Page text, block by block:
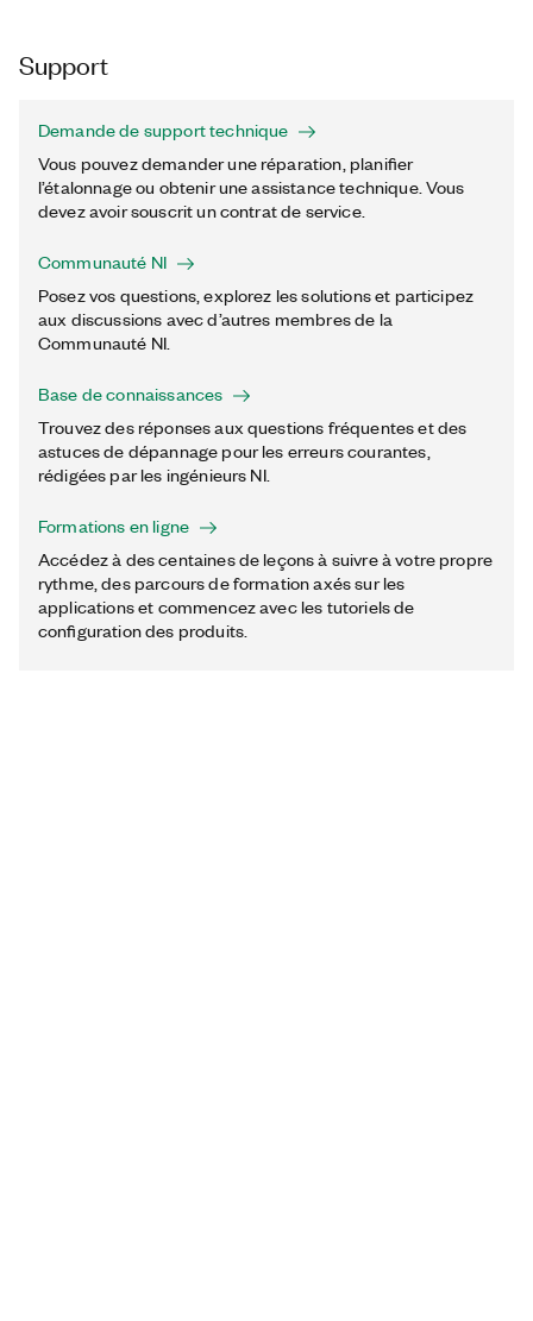
Support
Demande de support technique
Vous pouvez demander une réparation, planifier
l’étalonnage ou obtenir une assistance technique. Vous
devez avoir souscrit un contrat de service.
Communauté NI
Posez vos questions, explorez les solutions et participez
aux discussions avec d’autres membres de la
Communauté NI.
Base de connaissances
Trouvez des réponses aux questions fréquentes et des
astuces de dépannage pour les erreurs courantes,
rédigées par les ingénieurs NI.
Formations en ligne
Accédez à des centaines de leçons à suivre à votre propre
rythme, des parcours de formation axés sur les
applications et commencez avec les tutoriels de
configuration des produits.